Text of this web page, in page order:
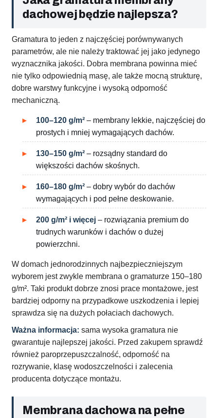
dachowej będzie najlepsza?
Gramatura to jeden z najczęściej porównywanych
parametrów, ale nie należy traktować jej jako jedynego
wyznacznika jakości. Dobra membrana powinna mieć
nie tylko odpowiednią masę, ale także mocną strukturę,
dobre warstwy funkcyjne i wysoką odporność
mechaniczną.
100–120 g/m² – membrany lekkie, najczęściej do
prostych i mniej wymagających dachów.
130–150 g/m² – rozsądny standard do
większości dachów skośnych.
160–180 g/m² – dobry wybór do dachów
wymagających i pod pełne deskowanie.
200 g/m² i więcej – rozwiązania premium do
trudnych warunków i dachów o dużej
powierzchni.
W domach jednorodzinnych najbezpieczniejszym
wyborem jest zwykle membrana o gramaturze 150–180
g/m². Taki produkt dobrze znosi prace montażowe, jest
bardziej odporny na przypadkowe uszkodzenia i lepiej
sprawdza się na dużych połaciach dachowych.
Ważna informacja: sama wysoka gramatura nie
gwarantuje najlepszej jakości. Przed zakupem sprawdź
również paroprzepuszczalność, odporność na
rozrywanie, klasę wodoszczelności i zalecenia
producenta dotyczące montażu.
Membrana dachowa na pełne